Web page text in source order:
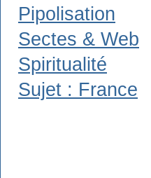
Pipolisation
Sectes & Web
Spiritualité
Sujet : France